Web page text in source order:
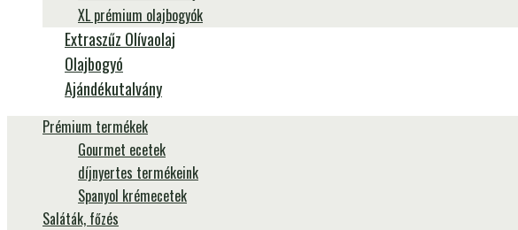
XL prémium olajbogyók
Extraszűz Olívaolaj
Olajbogyó
Ajándékutalvány
Prémium termékek
Gourmet ecetek
díjnyertes termékeink
Spanyol krémecetek
Saláták, főzés